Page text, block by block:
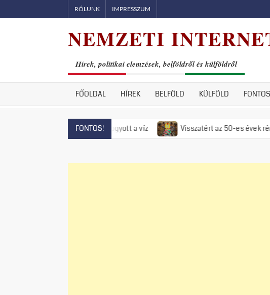
to
RÓLUNK IMPRESSZUM
NEMZETI
Hírek, politikai elemzések, belföldről és külföldről
FŐOLDAL HÍREK BELFÖLD KÜLFÖLD
FONTOS!
már el is fogyott a víz Visszatért az 50-es évek rémuralma: